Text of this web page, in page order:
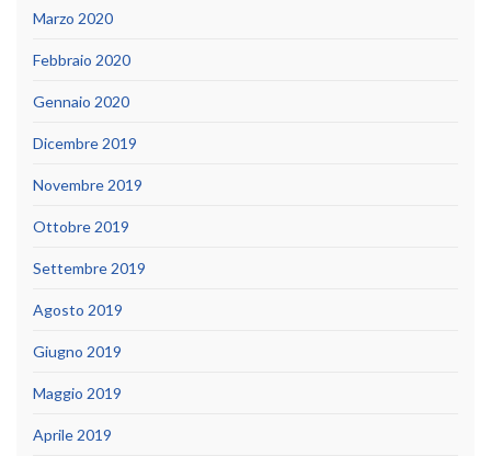
Marzo 2020
Febbraio 2020
Gennaio 2020
Dicembre 2019
Novembre 2019
Ottobre 2019
Settembre 2019
Agosto 2019
Giugno 2019
Maggio 2019
Aprile 2019